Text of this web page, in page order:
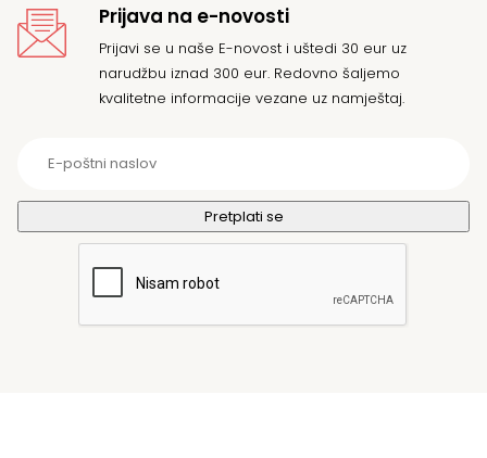
Prijava na e-novosti
Prijavi se u naše E-novost i uštedi 30 eur uz
narudžbu iznad 300 eur. Redovno šaljemo
kvalitetne informacije vezane uz namještaj.